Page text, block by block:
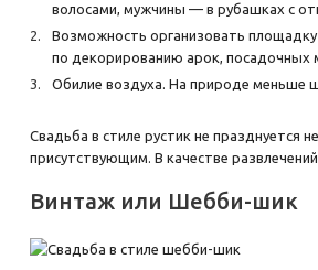
волосами, мужчины — в рубашках с
Возможность организовать
по декорированию арок, посадочных
Обилие воздуха. На природе меньше
Свадьба в стиле рустик не празднуется
присутствующим. В качестве
Винтаж или Шебби-шик